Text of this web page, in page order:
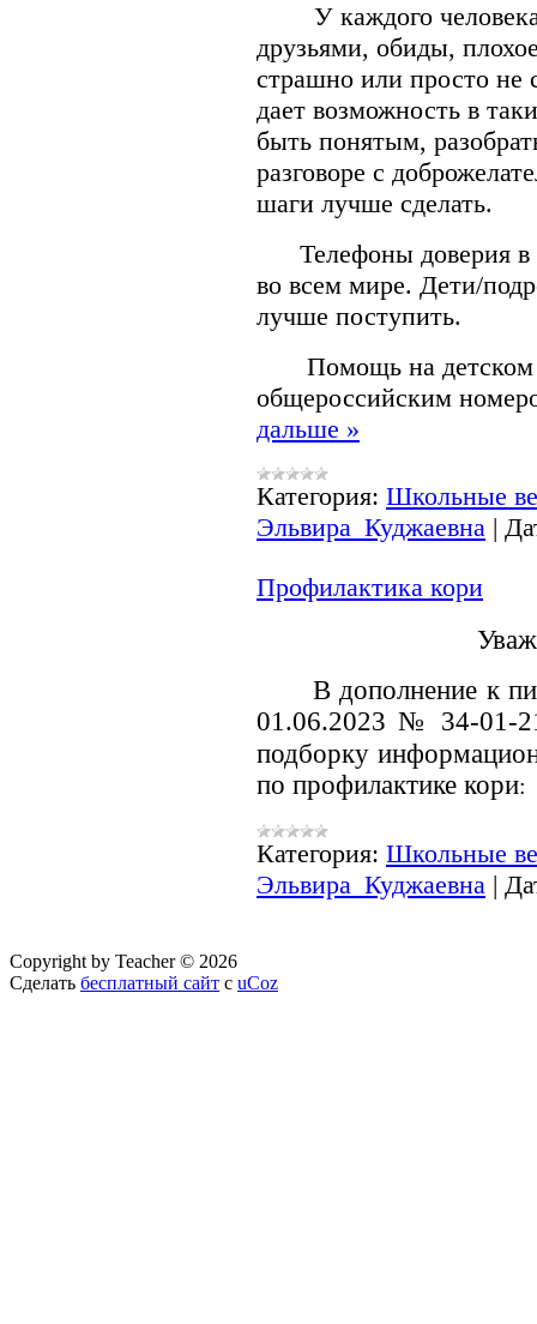
У каждого человека
друзьями, обиды,
страшно или просто не
дает возможность в
быть понятым,
разговоре с
шаги лучше сделать.
Телефоны доверия в
во всем мире. Дети/
лучше поступить.
Помощь на детском
общероссийским
дальше »
Категория: Школьные
Эльвира_Куджаевна |
Профилактика кори
В дополнение к
01.06.2023 №
34-01-
подборку
по профилактике кори
Категория: Школьные
Эльвира_Куджаевна |
Copyright by Teacher © 2026
Сделать бесплатный сайт с uCoz